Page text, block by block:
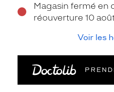
Magasin fermé en
réouverture 10
Voir les